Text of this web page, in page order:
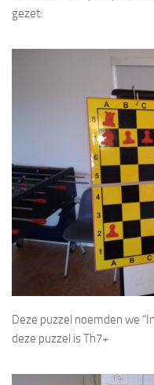
gezet:
Deze puzzel noemden we
deze puzzel is Th7+